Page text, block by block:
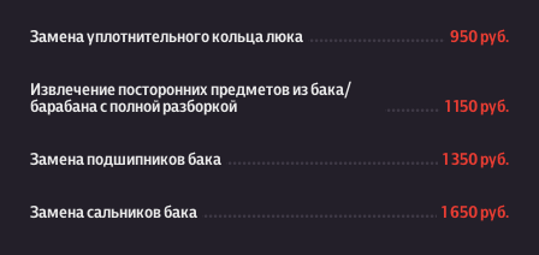
Замена уплотнительного кольца люка 950 руб.
Извлечение посторонних предметов из бака/
барабана с полной разборкой
1 150 руб.
Замена подшипников бака 1 350 руб.
Замена сальников бака 1 650 руб.